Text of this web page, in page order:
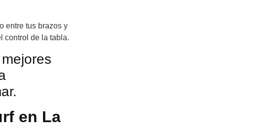
entre tus brazos y
control de la tabla.
en La